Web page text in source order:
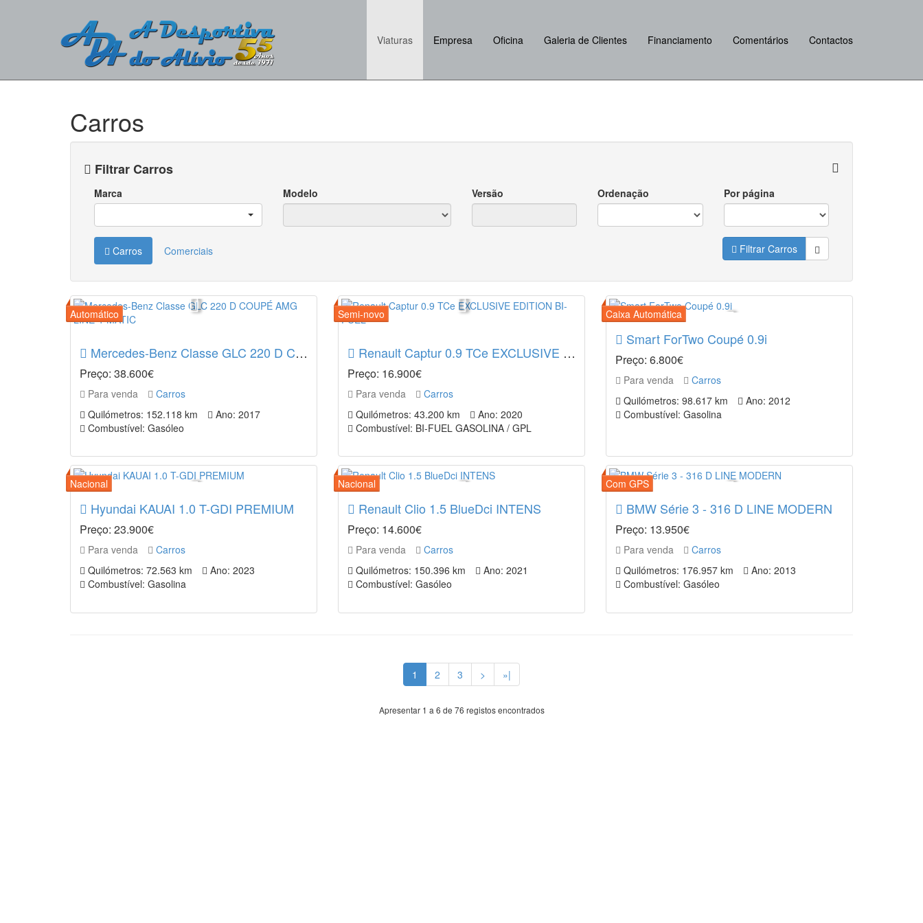
Viaturas Empresa Oficina Galeria de Clientes Financiamento Comentários Contactos
Carros
Filtrar Carros
Marca Modelo Versão Ordenação Por página
Carros Comerciais Filtrar Carros
Mercedes-Benz Classe GLC 220 D COUPÉ AMG LINE 4-MATIC
Preço: 38.600€
Para venda
Carros
Quilómetros: 152.118 km
Ano: 2017
Combustível: Gasóleo
Renault Captur 0.9 TCe EXCLUSIVE EDITION BI-FUEL
Preço: 16.900€
Para venda
Carros
Quilómetros: 43.200 km
Ano: 2020
Combustível: BI-FUEL GASOLINA / GPL
Smart ForTwo Coupé 0.9i
Preço: 6.800€
Para venda
Carros
Quilómetros: 98.617 km
Ano: 2012
Combustível: Gasolina
Hyundai KAUAI 1.0 T-GDI PREMIUM
Preço: 23.900€
Para venda
Carros
Quilómetros: 72.563 km
Ano: 2023
Combustível: Gasolina
Renault Clio 1.5 BlueDci INTENS
Preço: 14.600€
Para venda
Carros
Quilómetros: 150.396 km
Ano: 2021
Combustível: Gasóleo
BMW Série 3 - 316 D LINE MODERN
Preço: 13.950€
Para venda
Carros
Quilómetros: 176.957 km
Ano: 2013
Combustível: Gasóleo
1 2 3 > »|
Apresentar 1 a 6 de 76 registos encontrados